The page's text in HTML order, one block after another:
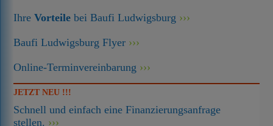
IhreVorteile bei Baufi Ludwigsburg
Baufi Ludwigsburg Flyer
Online-Terminvereinbarung
JETZT NEU !!!
Schnell und einfach eine Finanzierungsanfrage
stellen.